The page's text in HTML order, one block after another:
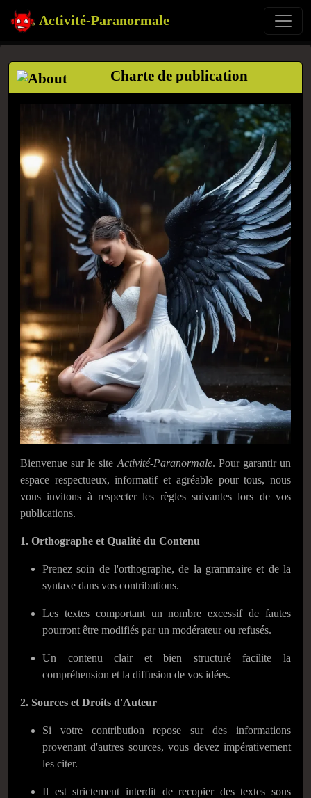
Activité-Paranormale
Charte de publication
Bienvenue sur le site Activité-Paranormale. Pour garantir un
espace respectueux, informatif et agréable pour tous, nous
vous invitons à respecter les règles suivantes lors de vos
publications.
1. Orthographe et Qualité du Contenu
Prenez soin de l'orthographe, de la grammaire et de la
syntaxe dans vos contributions.
Les textes comportant un nombre excessif de fautes
pourront être modifiés par un modérateur ou refusés.
Un contenu clair et bien structuré facilite la
compréhension et la diffusion de vos idées.
2. Sources et Droits d'Auteur
Si votre contribution repose sur des informations
provenant d'autres sources, vous devez impérativement
les citer.
Il est strictement interdit de recopier des textes sous